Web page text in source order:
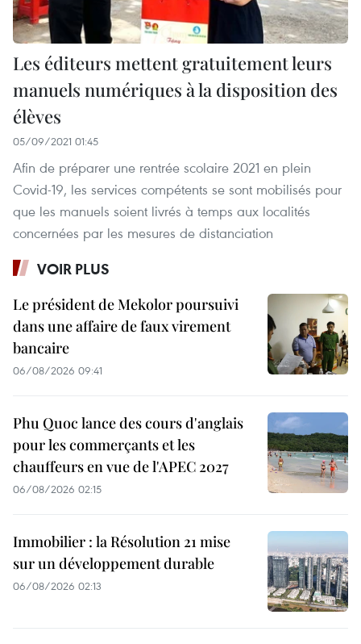
Les éditeurs mettent gratuitement leurs
manuels numériques à la disposition des
élèves
05/09/2021 01:45
Afin de préparer une rentrée scolaire 2021 en plein
Covid-19, les services compétents se sont mobilisés pour
que les manuels soient livrés à temps aux localités
concernées par les mesures de distanciation
VOIR PLUS
Le président de Mekolor poursuivi
dans une affaire de faux virement
bancaire
06/08/2026 09:41
Phu Quoc lance des cours d'anglais
pour les commerçants et les
chauffeurs en vue de l'APEC 2027
06/08/2026 02:15
Immobilier : la Résolution 21 mise
sur un développement durable
06/08/2026 02:13